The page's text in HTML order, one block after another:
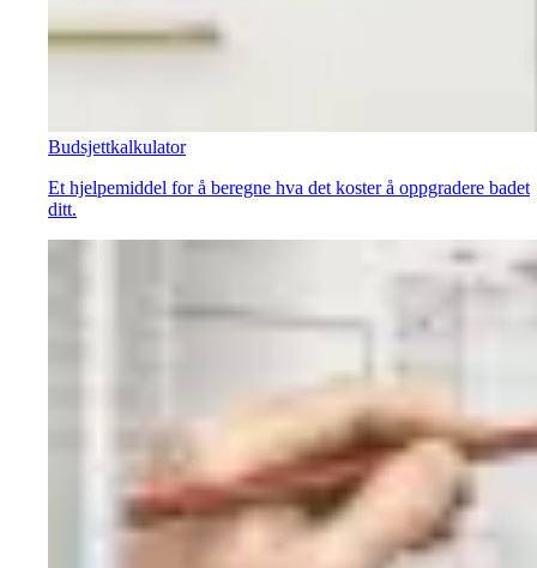
Budsjettkalkulator
Et hjelpemiddel for å beregne hva det koster å oppgradere badet
ditt.